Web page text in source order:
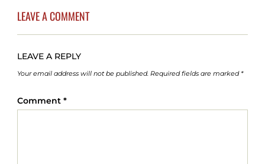
LEAVE A COMMENT
LEAVE A REPLY
Your email address will not be published. Required fields are marked *
Comment *